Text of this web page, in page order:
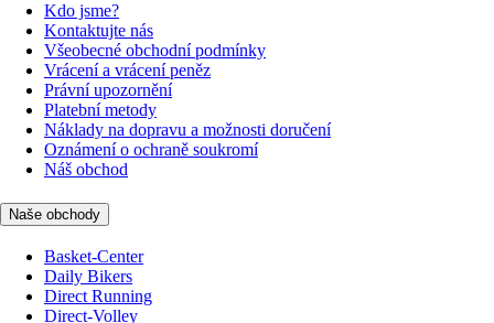
Kdo jsme?
Kontaktujte nás
Všeobecné obchodní podmínky
Vrácení a vrácení peněz
Právní upozornění
Platební metody
Náklady na dopravu a možnosti doručení
Oznámení o ochraně soukromí
Náš obchod
Naše obchody
Basket-Center
Daily Bikers
Direct Running
Direct-Volley